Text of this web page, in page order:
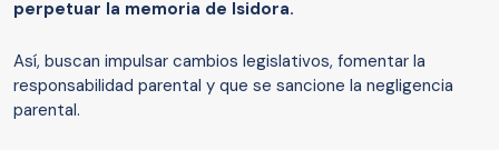
perpetuar la memoria de Isidora.
Así, buscan impulsar cambios legislativos, fomentar la
responsabilidad parental y que se sancione la negligencia
parental.